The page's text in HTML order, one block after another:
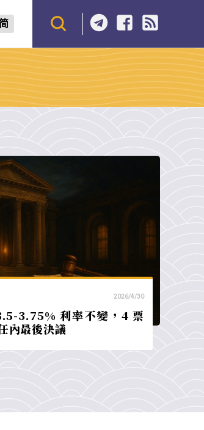
2026/4/30
3.75% 利率不變，4 票
內最後決議